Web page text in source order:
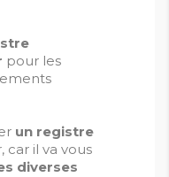
pour les
un registre
car il va vous
diverses